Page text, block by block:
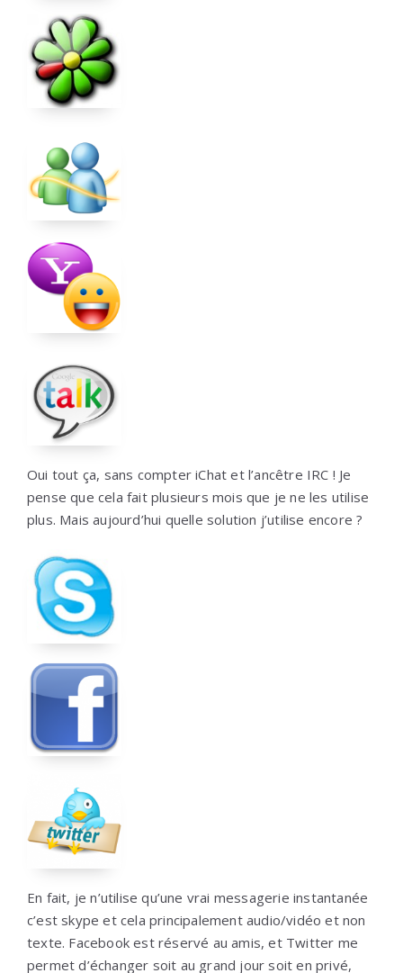
Oui tout ça, sans compter iChat et l’ancêtre IRC ! Je
pense que cela fait plusieurs mois que je ne les utilise
plus. Mais aujourd’hui quelle solution j’utilise encore ?
En fait, je n’utilise qu’une vrai messagerie instantanée
c’est skype et cela principalement audio/vidéo et non
texte. Facebook est réservé au amis, et Twitter me
permet d’échanger soit au grand jour soit en privé,